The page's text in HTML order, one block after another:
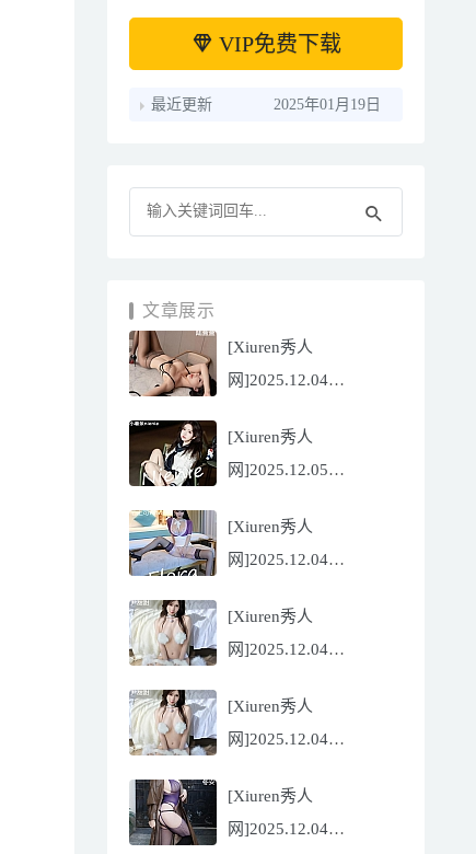
VIP免费下载
最近更新 2025年01月19日
文章展示
[Xiuren秀人
网]2025.12.04
[81P/751.43MB]
[Xiuren秀人
网]2025.12.05
nienie[60P/642.39MB]
[Xiuren秀人
网]2025.12.04
Flora[81P/832.27MB]
[Xiuren秀人
网]2025.12.04
[56P/602.69MB]
[Xiuren秀人
网]2025.12.04
[56P/602.69MB]
[Xiuren秀人
网]2025.12.04